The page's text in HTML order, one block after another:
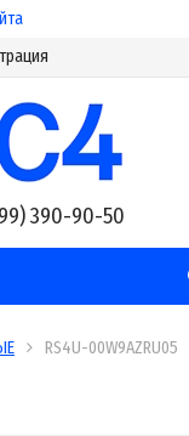
390-90-50
RS4U-00W9AZRU05